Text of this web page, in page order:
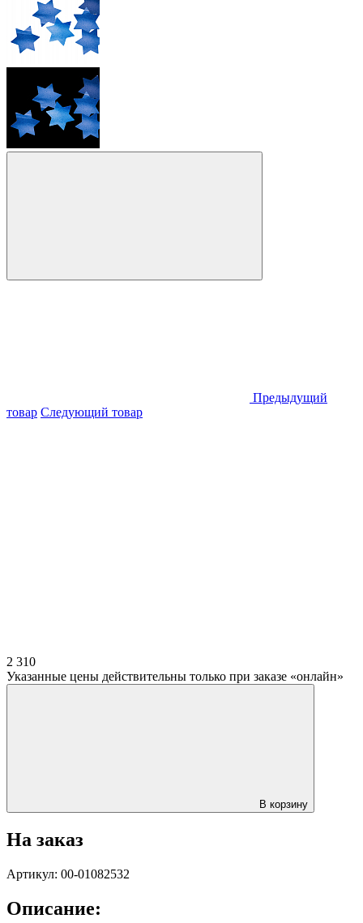
Предыдущий
товар Следующий товар
2 310
Указанные цены действительны только при заказе «онлайн»
В корзину
На заказ
Артикул: 00-01082532
Описание: